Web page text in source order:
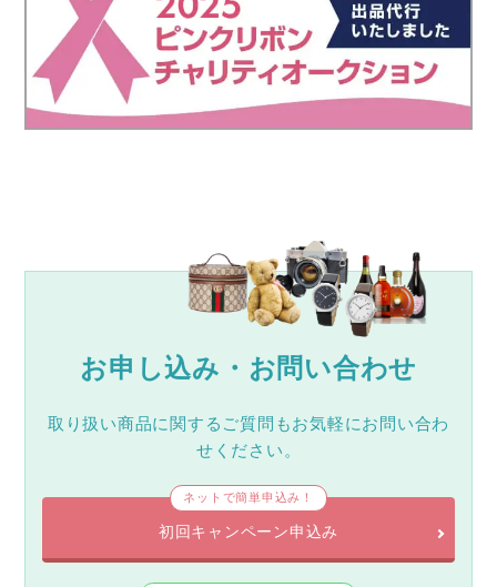
お申し込み・お問い合わせ
取り扱い商品に関するご質問もお気軽にお問い合わ
せください。
ネットで簡単申込み！
初回キャンペーン申込み